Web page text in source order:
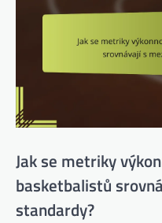
Jak se metriky
basketbalistů
standardy?